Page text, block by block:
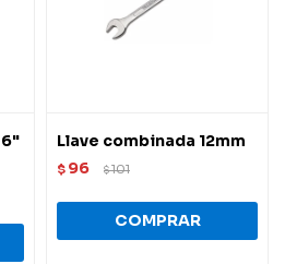
Llave combinada 12mm
$ 96 $101